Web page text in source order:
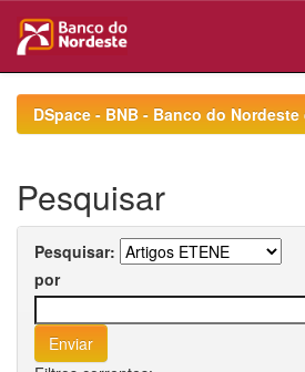
navigationDSpace - BNB - Banco do
Pesquisar
Pesquisar:
por